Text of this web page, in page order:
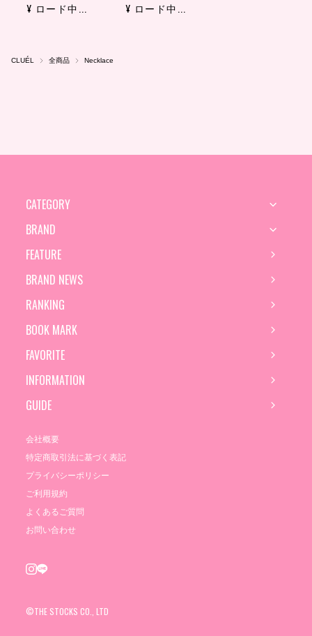
¥ ロード中... ¥ ロード中...
CLUÉL 全商品 Necklace
CATEGORY
BRAND
FEATURE
BRAND NEWS
RANKING
BOOK MARK
FAVORITE
INFORMATION
GUIDE
会社概要
特定商取引法に基づく表記
プライバシーポリシー
ご利用規約
よくあるご質問
お問い合わせ
©THE STOCKS CO., LTD